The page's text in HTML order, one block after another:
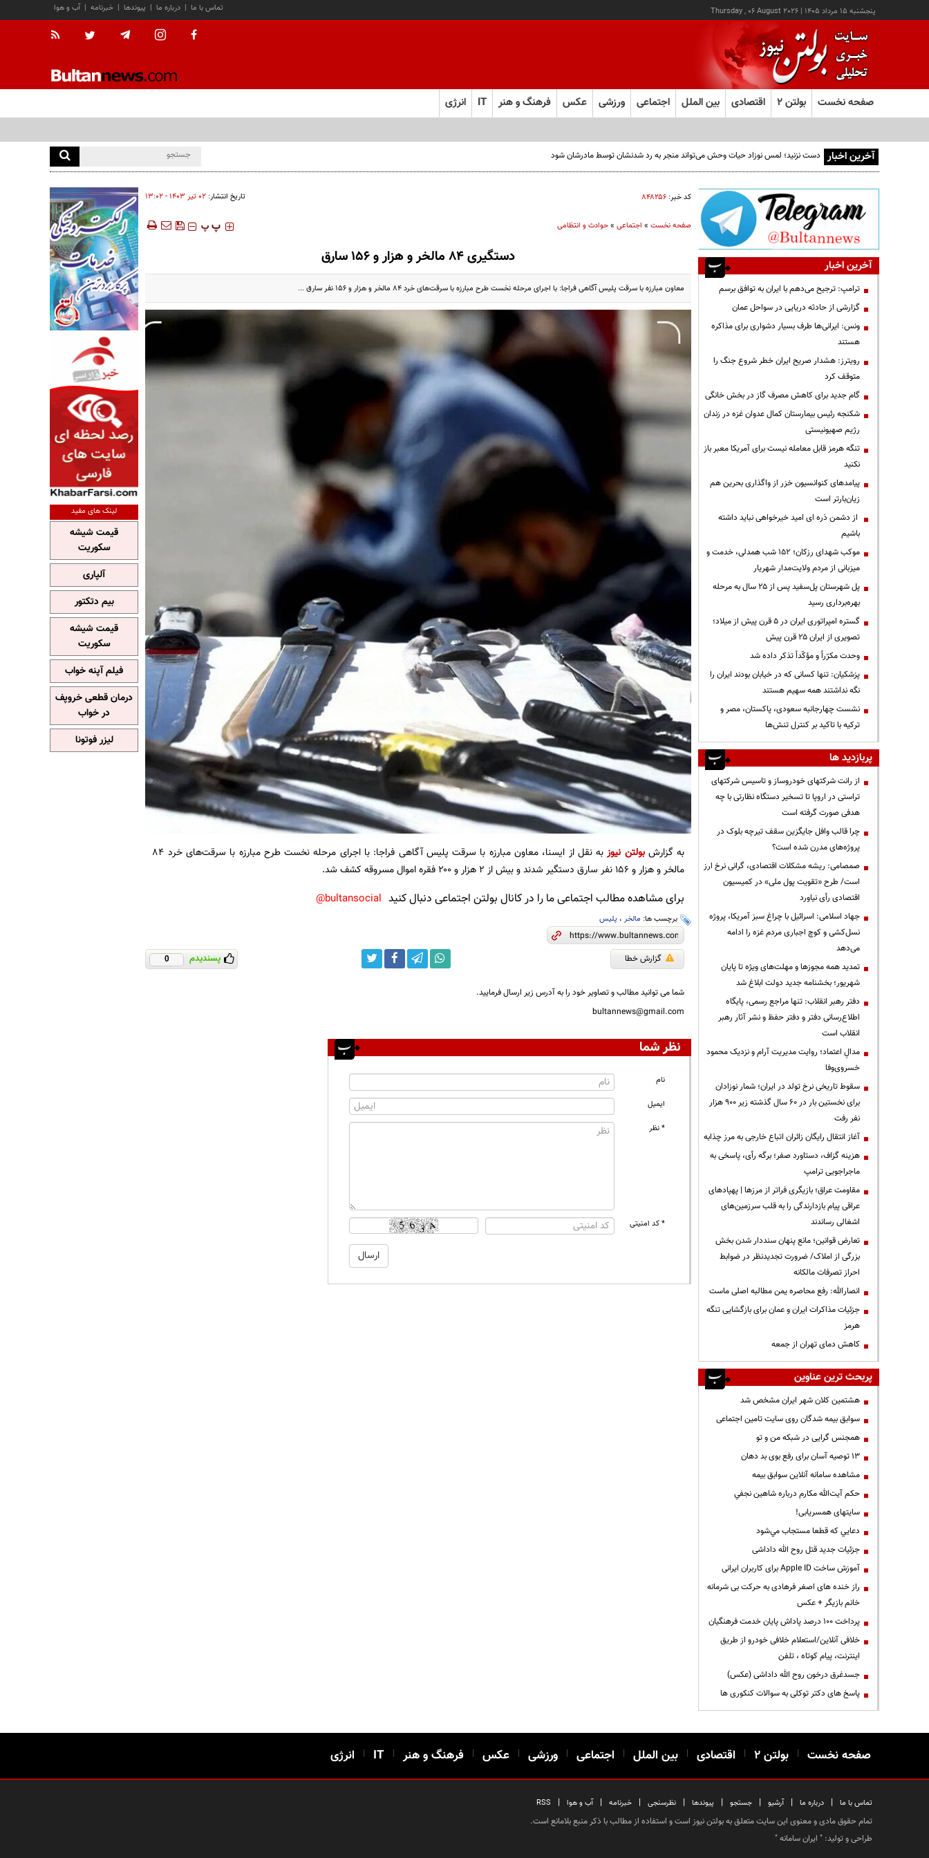
پنجشنبه ۱۵ مرداد ۱۴۰۵ |
Thursday , 06 August 2026 آب و هوا | خبرنامه | پیوندها | درباره ما | تماس با ما
صفحه نخست بولتن ۲ اقتصادی بین الملل اجتماعی ورزشی عکس فرهنگ و هنر IT انرژی
آخرین اخبار دست نزنید؛ لمس نوزاد حیات وحش می‌تواند منجر به رد شدنشان توسط مادرشان شود
کد خبر: ۸۴۸۲۵۶ تاریخ انتشار: ۰۲ تير ۱۴۰۳ - ۱۳:۰۲
صفحه نخست» اجتماعی»حوادث و انتظامی ‍‍‍ پ پ
دستگیری ۸۴ مالخر و هزار و ۱۵۶ سارق
معاون مبارزه با سرقت پلیس آگاهی فراجا: با اجرای مرحله نخست طرح مبارزه با سرقت‌های خرد ۸۴ مالخر و هزار و ۱۵۶ نفر سارق ...
به گزارش بولتن نیوز
به نقل از ایسنا، معاون مبارزه با سرقت پلیس آگاهی فراجا: با اجرای مرحله نخست طرح مبارزه با سرقت‌های خرد ۸۴
مالخر و هزار و ۱۵۶ نفر سارق دستگیر شدند و بیش از ۲ هزار و ۲۰۰ فقره اموال مسروقه کشف شد.
برای مشاهده مطالب اجتماعی ما را در کانال بولتن اجتماعی دنبال کنید bultansocial@
برچسب ها: مالخر، پلیس
گزارش خطا پسندیدم 0
شما می توانید مطالب و تصاویر خود را به آدرس زیر ارسال فرمایید.
bultannews@gmail.com
نظر شما
نام
ایمیل
* نظر
* کد امنیتی
آخرین اخبار
ترامپ: ترجیح می‌دهم با ایران به توافق برسم
گزارشی از حادثه دریایی در سواحل عمان
ونس: ایرانی‌ها طرف بسیار دشواری برای مذاکره
هستند
رویترز: هشدار صریح ایران خطر شروع جنگ را
متوقف کرد
گام جدید برای کاهش مصرف گاز در بخش خانگی
شکنجه رئیس بیمارستان کمال عدوان غزه در زندان
رژیم صهیونیستی
تنگه هرمز قابل معامله نیست برای آمریکا معبر باز
نکنید
پیامدهای کنوانسیون خزر از واگذاری بحرین هم
زیان‌بارتر است
از دشمن ذره ای امید خیرخواهی نباید داشته
باشیم
موکب شهدای رزکان؛ ۱۵۲ شب همدلی، خدمت و
میزبانی از مردم ولایت‌مدار شهریار
پل شهرستان پل‌سفید پس از ۲۵ سال به مرحله
بهره‌برداری رسید
گستره امپراتوری ایران در ۵ قرن پیش از میلاد؛
تصویری از ایران ۲۵ قرن پیش
وحدت مکرّراً و مؤکّداً تذکر داده شد
پزشکیان: تنها کسانی که در خیابان بودند ایران را
نگه نداشتند همه سهیم هستند
نشست چهارجانبه سعودی، پاکستان، مصر و
ترکیه با تاکید بر کنترل تنش‌ها
پربازدید ها
از رانت‌ شرکتهای خودروساز و تاسیس شرکتهای
تراستی در اروپا تا تسخیر دستگاه نظارتی با چه
هدفی صورت گرفته است
چرا قالب وافل جایگزین سقف تیرچه بلوک در
پروژه‌های مدرن شده است؟
صمصامی: ریشه مشکلات اقتصادی، گرانی نرخ ارز
است/ طرح «تقویت پول ملی» در کمیسیون
اقتصادی رأی نیاورد
جهاد اسلامی: اسرائیل با چراغ سبز آمریکا، پروژه
نسل‌کشی و کوچ اجباری مردم غزه را ادامه
می‌دهد
تمدید همه مجوزها و مهلت‌های ویژه تا پایان
شهریور؛ بخشنامه جدید دولت ابلاغ شد
دفتر رهبر انقلاب: تنها مراجع رسمی، پایگاه
اطلاع‌رسانی دفتر و دفتر حفظ و نشر آثار رهبر
انقلاب است
مدالِ اعتماد؛ روایت مدیریت آرام و نزدیک محمود
خسروی‌وفا
سقوط تاریخی نرخ تولد در ایران؛ شمار نوزادان
برای نخستین بار در ۶۰ سال گذشته زیر ۹۰۰ هزار
نفر رفت
آغاز انتقال رایگان زائران اتباع خارجی به مرز چذابه
هزینه گزاف، دستاورد صفر؛ برگه رأی، پاسخی به
ماجراجویی ترامپ
مقاومت عراق؛ بازیگری فراتر از مرزها | پهپادهای
عراقی پیام بازدارندگی را به قلب سرزمین‌های
اشغالی رساندند
تعارض قوانین؛ مانع پنهان سنددار شدن بخش
بزرگی از املاک/ ضرورت تجدیدنظر در ضوابط
احراز تصرفات مالکانه
انصارالله: رفع محاصره یمن مطالبه اصلی ماست
جزئیات مذاکرات ایران و عمان برای بازگشایی تنگه
هرمز
کاهش دمای تهران از جمعه
پربحث ترین عناوین
هشتمین کلان شهر ایران مشخص شد
سوابق بیمه شدگان روی سایت تامین اجتماعی
همجنس گرایی در شبکه من و تو
13 توصیه آسان برای رفع بوی بد دهان
مشاهده سامانه آنلاين سوابق بیمه
حكم آيت‌الله مكارم درباره شاهين نجفي
سایتهای همسریابی!
دعايي كه قطعا مستجاب مي‌شود
جزئیات جدید قتل روح الله داداشی
آموزش ساخت Apple ID برای کاربران ایرانی
راز خنده های اصغر فرهادی به حرکت بی شرمانه
خانم بازیگر + عکس
پرداخت ۱۰۰ درصد پاداش پایان خدمت فرهنگیان
خلافی آنلاین/استعلام خلافی خودرو از طریق
اینترنت، پیام کوتاه ، تلفن
جسدغرق درخون روح الله داداشی (عکس)
پاسخ های دکتر توکلی به سوالات کنکوری ها
لینک های مفید
قیمت شیشه
سکوریت
آلپاری
بیم دتکتور
قیمت شیشه
سکوریت
فیلم آپنه خواب
درمان قطعی خروپف
در خواب
لیزر فوتونا
صفحه نخست | بولتن ۲ | اقتصادی | بین الملل | اجتماعی | ورزشی | عکس | فرهنگ و هنر |
IT
| انرژی
تماس با ما | درباره ما | آرشیو | جستجو | پیوندها | نظرسنجی | خبرنامه | آب و هوا |
RSS
تمام حقوق مادی و معنوی این سایت متعلق به بولتن نیوز است و استفاده از مطالب با ذکر منبع بلامانع است.
طراحی و تولید: " ایران سامانه"